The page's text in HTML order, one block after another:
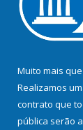
Muito mais que
Realizamos
contrato que
pública serão